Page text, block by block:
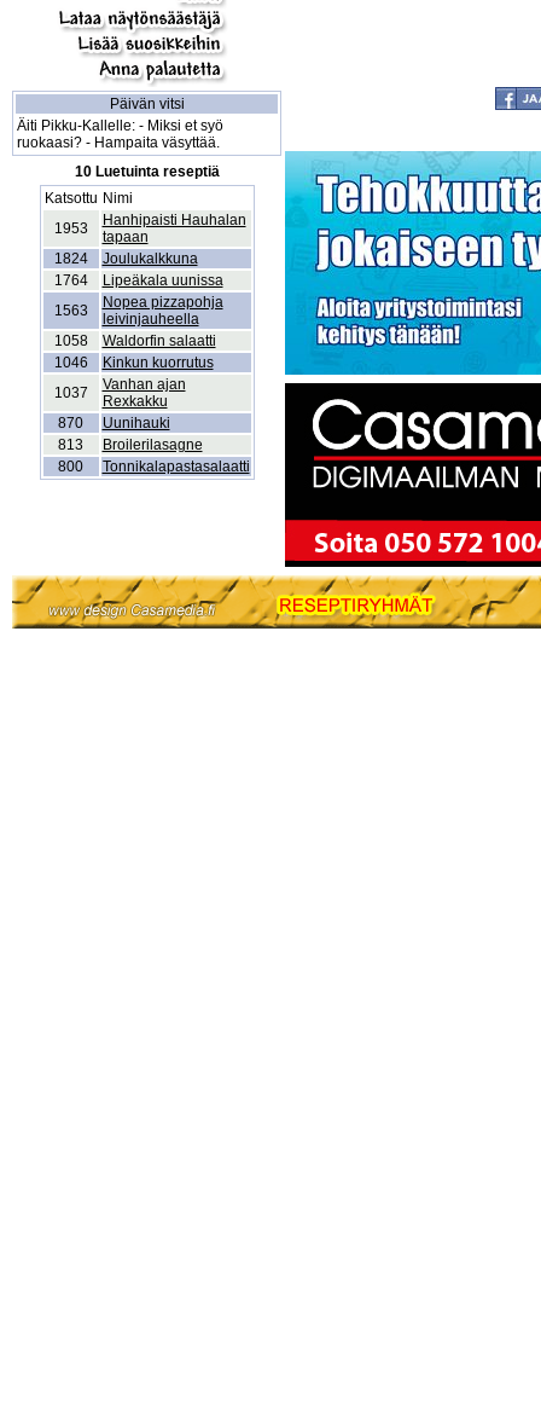
Päivän vitsi
Äiti Pikku-Kallelle: - Miksi et syö
ruokaasi? - Hampaita väsyttää.
10 Luetuinta reseptiä
Katsottu Nimi
1953
Hanhipaisti Hauhalan
tapaan
1824
Joulukalkkuna
1764
Lipeäkala uunissa
1563
Nopea pizzapohja
leivinjauheella
1058
Waldorfin salaatti
1046
Kinkun kuorrutus
1037
Vanhan ajan
Rexkakku
870
Uunihauki
813
Broilerilasagne
800
Tonnikalapastasalaatti